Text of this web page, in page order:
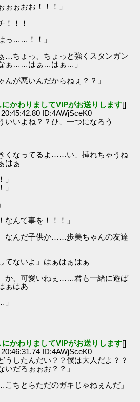
ぉぉおお！！！」
！！！
……！！」
ちょっ、ちょっと強くスタンガン
ぁ……はぁ…はぁ…」
んが悪いんだからねぇ？？」
にかわりましてVIPがお送りします[]
ID:4AWjSceK0
いいよね？？ひ、一つになろう
くなってるよ……い、挿れちゃうね
はぁ
」
なんて事を！！！」
なんだ子供か……歩美ちゃんの友達
てないよ」はぁはぁはぁ
か、可愛いねぇ……君も一緒に遊ば
ぁはあ
にかわりましてVIPがお送りします[]
ID:4AWjSceK0
うしたんだい？？僕は大人だよ？？
いだろぉぉお？？」
ちとらただのガキじゃねぇんだ」